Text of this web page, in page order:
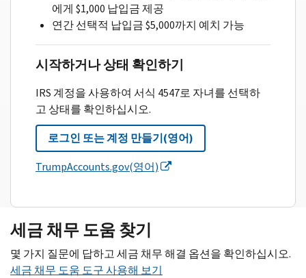
에게 $1,000 납입금 제공
연간 선택적 납입금 $5,000까지 예치 가능
시작하거나 상태 확인하기
IRS 계정을 사용하여 서식 4547로 자녀를 선택하
고 상태를 확인하십시오.
로그인 또는 계정 만들기(영어)
TrumpAccounts.gov(영어)
세금 채무 도움 찾기
몇 가지 질문에 답하고 세금 채무 해결 옵션을 확인하십시오.
세금 채무 도움 도구 사용해 보기